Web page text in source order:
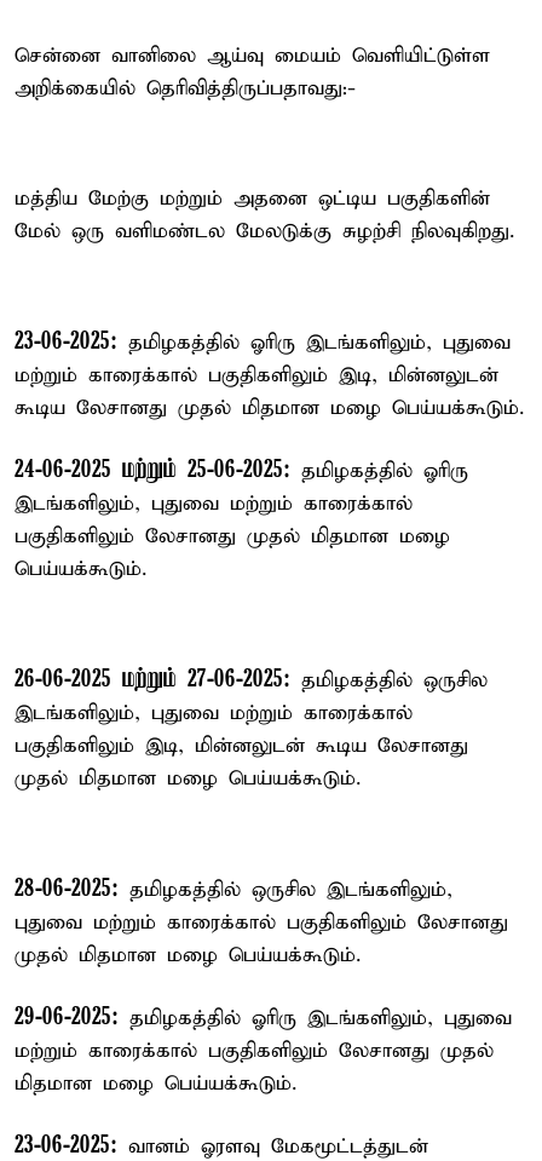
சென்னை வானிலை ஆய்வு மையம் வெளியிட்டுள்ள
அறிக்கையில் தெரிவித்திருப்பதாவது:-
மத்திய மேற்கு மற்றும் அதனை ஒட்டிய பகுதிகளின்
மேல் ஒரு வளிமண்டல மேலடுக்கு சுழற்சி நிலவுகிறது.
23-06-2025: தமிழகத்தில் ஓரிரு இடங்களிலும், புதுவை
மற்றும் காரைக்கால் பகுதிகளிலும் இடி, மின்னலுடன்
கூடிய லேசானது முதல் மிதமான மழை பெய்யக்கூடும்.
24-06-2025 மற்றும் 25-06-2025: தமிழகத்தில் ஓரிரு
இடங்களிலும், புதுவை மற்றும் காரைக்கால்
பகுதிகளிலும் லேசானது முதல் மிதமான மழை
பெய்யக்கூடும்.
26-06-2025 மற்றும் 27-06-2025: தமிழகத்தில் ஒருசில
இடங்களிலும், புதுவை மற்றும் காரைக்கால்
பகுதிகளிலும் இடி, மின்னலுடன் கூடிய லேசானது
முதல் மிதமான மழை பெய்யக்கூடும்.
28-06-2025: தமிழகத்தில் ஒருசில இடங்களிலும்,
புதுவை மற்றும் காரைக்கால் பகுதிகளிலும் லேசானது
முதல் மிதமான மழை பெய்யக்கூடும்.
29-06-2025: தமிழகத்தில் ஓரிரு இடங்களிலும், புதுவை
மற்றும் காரைக்கால் பகுதிகளிலும் லேசானது முதல்
மிதமான மழை பெய்யக்கூடும்.
23-06-2025: வானம் ஓரளவு மேகமூட்டத்துடன்